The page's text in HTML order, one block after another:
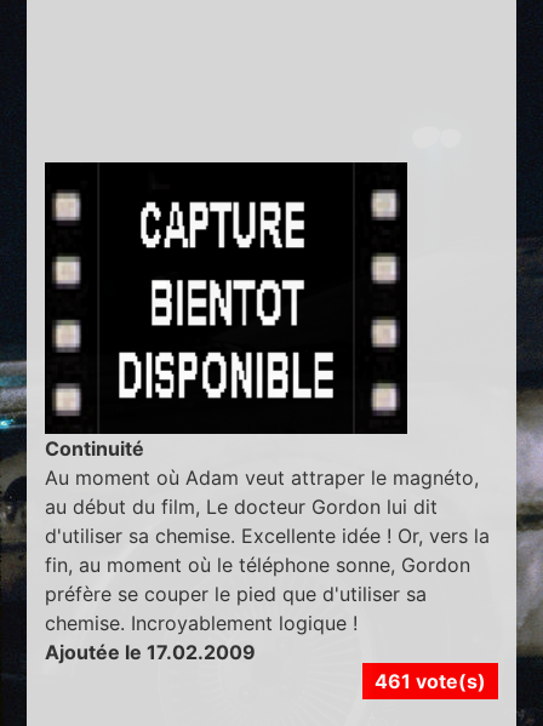
Continuité
Au moment où Adam veut attraper le magnéto,
au début du film, Le docteur Gordon lui dit
d'utiliser sa chemise. Excellente idée ! Or, vers la
fin, au moment où le téléphone sonne, Gordon
préfère se couper le pied que d'utiliser sa
chemise. Incroyablement logique !
Ajoutée le 17.02.2009
461 vote(s)